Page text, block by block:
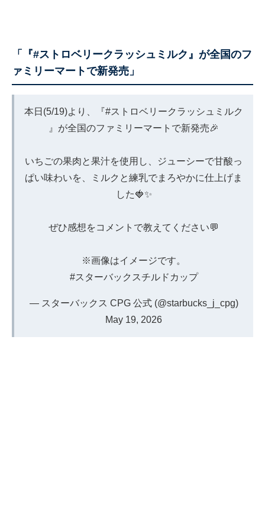
「『#ストロベリークラッシュミルク』が全国のフ
ァミリーマートで新発売」
本日(5/19)より、『#ストロベリークラッシュミルク
』が全国のファミリーマートで新発売🎉
いちごの果肉と果汁を使用し、ジューシーで甘酸っ
ぱい味わいを、ミルクと練乳でまろやかに仕上げま
した🍓✨
ぜひ感想をコメントで教えてください💬
※画像はイメージです。
#スターバックスチルドカップ
— スターバックス CPG 公式 (@starbucks_j_cpg)
May 19, 2026